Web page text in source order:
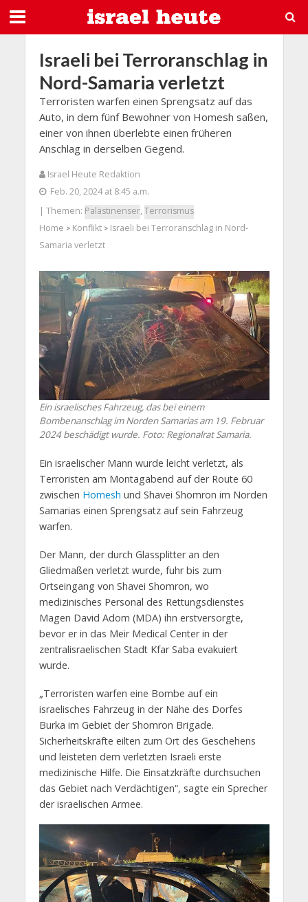
Israeli bei Terroranschlag in
Nord-Samaria verletzt
Terroristen warfen einen Sprengsatz auf das
Auto, in dem fünf Bewohner von Homesh saßen,
einer von ihnen überlebte einen früheren
Anschlag in derselben Gegend.
Israel Heute Redaktion
Feb. 20, 2024 at 8:45 a.m.
| Themen: Palästinenser, Terrorismus
Home > Konflikt> Israeli bei Terroranschlag in Nord-
Samaria verletzt
Ein israelisches Fahrzeug, das bei einem
Bombenanschlag im Norden Samarias am 19. Februar
2024 beschädigt wurde. Foto: Regionalrat Samaria.
Ein israelischer Mann wurde leicht verletzt, als
Terroristen am Montagabend auf der Route 60
zwischen Homesh und Shavei Shomron im Norden
Samarias einen Sprengsatz auf sein Fahrzeug
warfen.
Der Mann, der durch Glassplitter an den
Gliedmaßen verletzt wurde, fuhr bis zum
Ortseingang von Shavei Shomron, wo
medizinisches Personal des Rettungsdienstes
Magen David Adom (MDA) ihn erstversorgte,
bevor er in das Meir Medical Center in der
zentralisraelischen Stadt Kfar Saba evakuiert
wurde.
„Terroristen warfen eine Bombe auf ein
israelisches Fahrzeug in der Nähe des Dorfes
Burka im Gebiet der Shomron Brigade.
Sicherheitskräfte eilten zum Ort des Geschehens
und leisteten dem verletzten Israeli erste
medizinische Hilfe. Die Einsatzkräfte durchsuchen
das Gebiet nach Verdächtigen“, sagte ein Sprecher
der israelischen Armee.